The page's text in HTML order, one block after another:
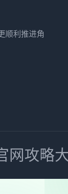
顺利推进角
网攻略